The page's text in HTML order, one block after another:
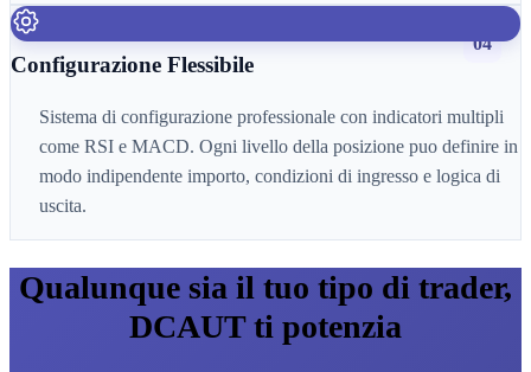
04
Configurazione Flessibile
Sistema di configurazione professionale con indicatori multipli
come RSI e MACD. Ogni livello della posizione puo definire in
modo indipendente importo, condizioni di ingresso e logica di
uscita.
Qualunque sia il tuo tipo di trader,
DCAUT ti potenzia